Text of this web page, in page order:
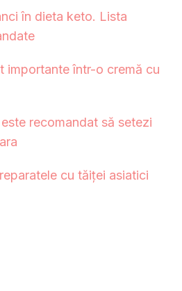
în dieta keto. Lista
importante într-o cremă cu
recomandat să setezi
cu tăiței asiatici